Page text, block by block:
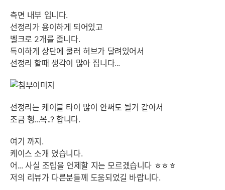
측면 내부 입니다.
선정리가 용이하게 되어있고
벨크로 2개를 줍니다.
특이하게 상단에 쿨러 허브가 달려있어서
선정리 할때 생각이 많아 집니다...
선정리는 케이블 타이 많이 안써도 될거 같아서
조금 행...복..? 합니다.
여기 까지.
케이스 소개 였습니다.
어... 사실 조립을 언제할 지는 모르겠습니다 ㅎㅎㅎ
저의 리뷰가 다른분들께 도움되었길 바랍니다.